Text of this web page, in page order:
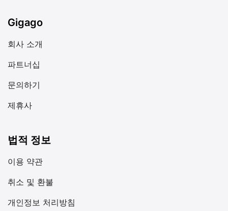
Gigago
회사 소개
파트너십
문의하기
제휴사
법적 정보
이용 약관
취소 및 환불
개인정보 처리방침